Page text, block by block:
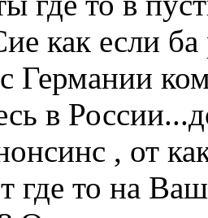
как если
Германии
в
, от
где то на